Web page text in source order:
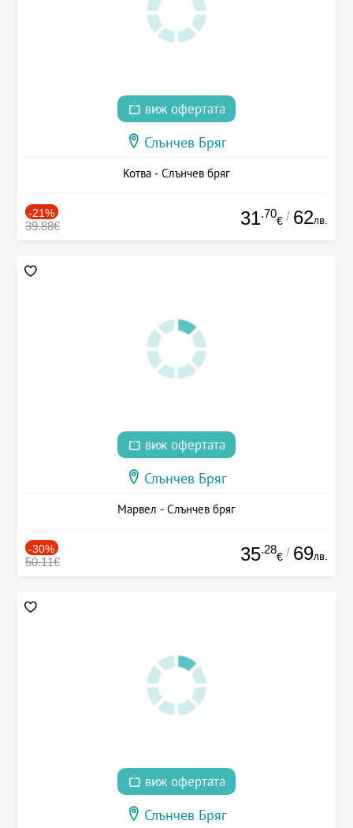
виж офертата
Слънчев Бряг
Котва - Слънчев бряг
-21%
39.88€ 31.70
€ / 62лв.
виж офертата
Слънчев Бряг
Марвел - Слънчев бряг
-30%
50.11€ 35.28
€ / 69лв.
виж офертата
Слънчев Бряг